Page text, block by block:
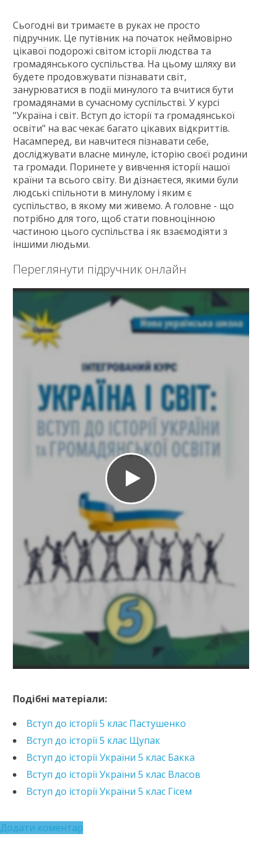
Зв'язок
Політика
Сьогодні ви тримаєте в руках не просто
підручник. Це путівник на початок неймовірно
цікавої подорожі світом історії людства та
громадянського суспільства. На цьому шляху ви
будете продовжувати пізнавати світ,
занурюватися в події минулого та вчитися бути
громадянами в сучасному суспільстві. У курсі
"Україна і світ. Вступ до історії та громадянської
освіти" на вас чекає багато цікавих відкриттів.
Насамперед, ви навчитеся пізнавати себе,
досліджувати власне минуле, історію своєї родини
та громади. Поринете у вивчення історії нашої
країни та всього світу. Ви дізнаєтеся, якими були
людські спільноти в минулому і яким є
суспільство, в якому ми живемо. А головне - що
потрібно для того, щоб стати повноцінною
частиною цього суспільства і як взаємодіяти з
іншими людьми.
Переглянути підручник онлайн
Подібні матеріали:
Вступ до історії 5 клас Пастушенко
Вступ до історії 5 клас Щупак
Вступ до історії України 5 клас Бакка
Вступ до історії України 5 клас Власов
Вступ до історії України 5 клас Гісем
Додати коментар